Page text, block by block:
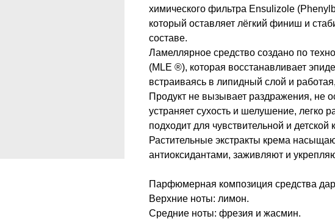
химического фильтра Ensulizole
который оставляет лёгкий финиш и
составе.
Ламеллярное средство создано по
(MLE ®), которая восстанавливает
встраиваясь в липидный слой и
Продукт не вызывает раздражения, не
устраняет сухость и шелушение, легко
подходит для чувствительной и детской
Растительные экстракты крема
антиоксидантами, заживляют и
Парфюмерная композиция средства
Верхние ноты: лимон.
Средние ноты: фрезия и жасмин.